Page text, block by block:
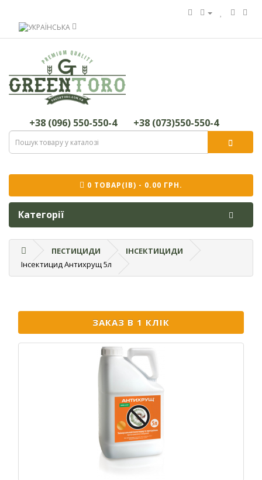
+38 (096) 550-550-4 +38 (073)550-550-4
0 ТОВАР(ІВ) - 0.00 ГРН.
Категорії
ПЕСТИЦИДИ
ІНСЕКТИЦИДИ
Інсектицид Антихрущ 5л
ЗАКАЗ В 1 КЛІК